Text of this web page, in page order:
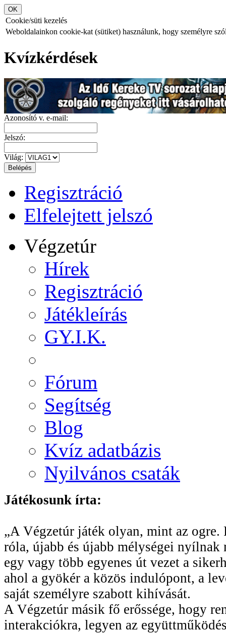
Cookie/süti kezelés
Weboldalainkon cookie-kat (sütiket) használunk, hogy személyre
Kvízkérdések
Azonosító v. e-mail:
Jelszó:
Világ:
Regisztráció
Elfelejtett jelszó
Végzetúr
Hírek
Regisztráció
Játékleírás
GY.I.K.
Fórum
Segítség
Blog
Kvíz adatbázis
Nyilvános csaták
Játékosunk írta:
„A Végzetúr játék olyan, mint az
róla, újabb és újabb mélységei
egy vagy több egyenes út vezet a
ahol a gyökér a közös indulópont, a
saját személyre szabott kihívását.
A Végzetúr másik fő erőssége, hogy
interakciókra, legyen az